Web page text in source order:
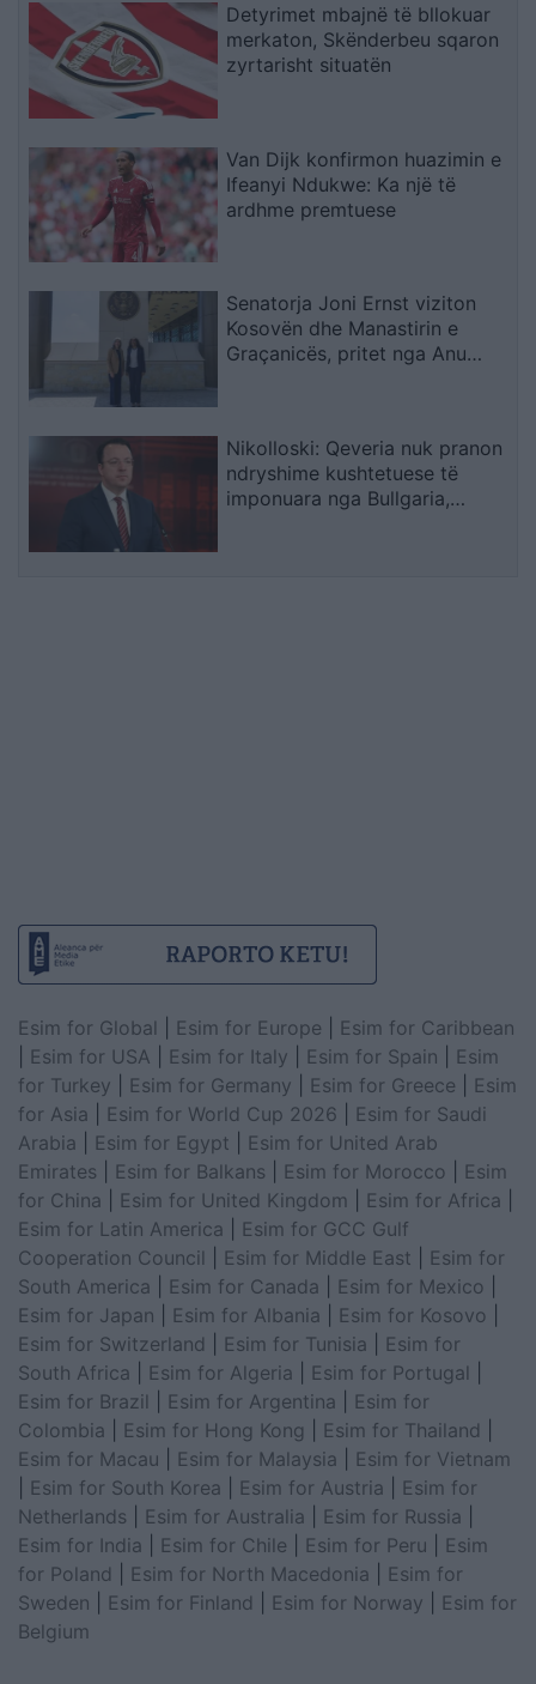
Detyrimet mbajnë të bllokuar
merkaton, Skënderbeu sqaron
zyrtarisht situatën
Van Dijk konfirmon huazimin e
Ifeanyi Ndukwe: Ka një të
ardhme premtuese
Senatorja Joni Ernst viziton
Kosovën dhe Manastirin e
Graçanicës, pritet nga Anu
Nikolloski: Qeveria nuk pranon
ndryshime kushtetuese të
imponuara nga Bullgaria,
Esim for Global Esim for Europe
Esim for Caribbean
Esim for USA Esim for Italy Esim for Spain
Esim
for Turkey
Esim for Germany Esim for Greece
Esim
for Asia
Esim for World Cup 2026
Esim for Saudi
Arabia
Esim for Egypt
Esim for United Arab
Emirates
Esim for Balkans Esim for Morocco
Esim
for China
Esim for United Kingdom Esim for Africa
Esim for Latin America
Esim for GCC Gulf
Cooperation Council
Esim for Middle East
Esim for
South America
Esim for Canada Esim for Mexico
Esim for Japan
Esim for Albania Esim for Kosovo
Esim for Switzerland
Esim for Tunisia
Esim for
South Africa
Esim for Algeria Esim for Portugal
Esim for Brazil
Esim for Argentina
Esim for
Colombia
Esim for Hong Kong Esim for Thailand
Esim for Macau
Esim for Malaysia
Esim for Vietnam
Esim for South Korea Esim for Austria
Esim for
Netherlands
Esim for Australia Esim for Russia
Esim for India
Esim for Chile Esim for Peru
Esim
for Poland
Esim for North Macedonia
Esim for
Sweden
Esim for Finland Esim for Norway
Esim for
Belgium